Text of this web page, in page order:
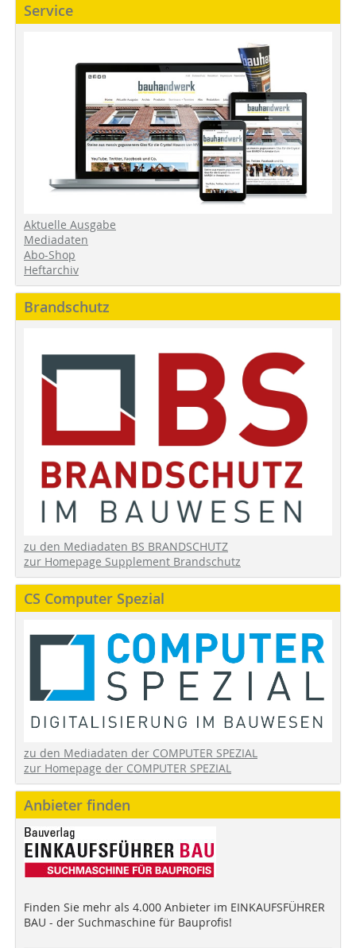
Service
Aktuelle Ausgabe
Mediadaten
Abo-Shop
Heftarchiv
Brandschutz
zu den Mediadaten BS BRANDSCHUTZ
zur Homepage Supplement Brandschutz
CS Computer Spezial
zu den Mediadaten der COMPUTER SPEZIAL
zur Homepage der COMPUTER SPEZIAL
Anbieter finden
Finden Sie mehr als 4.000 Anbieter im EINKAUFSFÜHRER
BAU - der Suchmaschine für Bauprofis!